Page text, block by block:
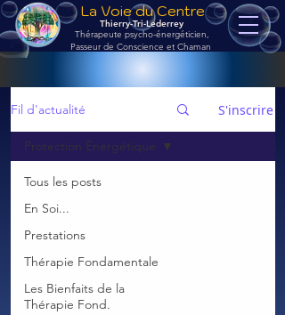
Thierry-Tri-Lederrey
Thérapeute psycho-énergéticien,
Passeur de Conscience et Chaman
La Voie du Centre
Fil d'actualité S'inscrire
Tous les posts
En Soi...
Prestations
Thérapie Fondamentale
Les Bienfaits de la
Thérapie Fond.
Protection Énergétique